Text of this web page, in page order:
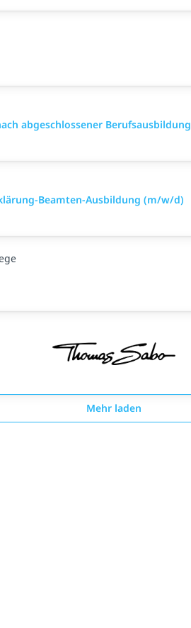
abgeschlossener Berufsausbildung
Beamten-Ausbildung (m/w/d)
Mehr laden